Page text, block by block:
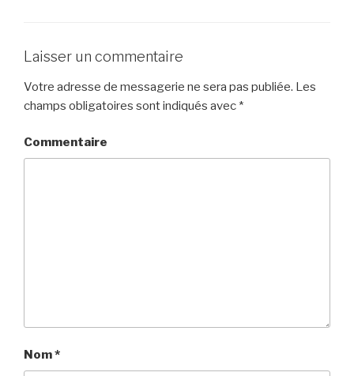
Laisser un commentaire
Votre adresse de messagerie ne sera pas publiée. Les
champs obligatoires sont indiqués avec *
Commentaire
Nom*